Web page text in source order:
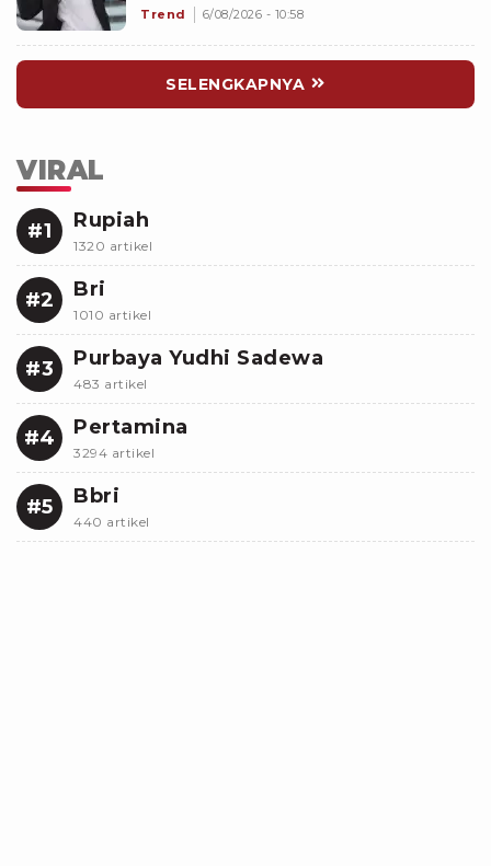
Mencuri Perhatian Atasan
Trend 6/08/2026 - 10:58
SELENGKAPNYA
VIRAL
#1 Rupiah
1320 artikel
#2 Bri
1010 artikel
#3 Purbaya Yudhi Sadewa
483 artikel
#4 Pertamina
3294 artikel
#5 Bbri
440 artikel